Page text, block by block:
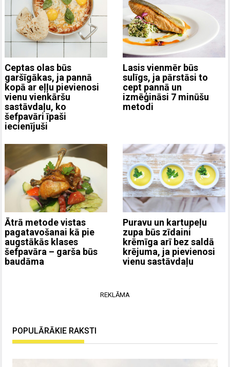
Ceptas olas būs
garšīgākas, ja pannā
kopā ar eļļu pievienosi
vienu vienkāršu
sastāvdaļu, ko
šefpavāri īpaši
iecienījuši
Lasis vienmēr būs
sulīgs, ja pārstāsi to
cept pannā un
izmēģināsi 7 minūšu
metodi
Ātrā metode vistas
pagatavošanai kā pie
augstākās klases
šefpavāra – garša būs
baudāma
Puravu un kartupeļu
zupa būs zīdaini
krēmīga arī bez saldā
krējuma, ja pievienosi
vienu sastāvdaļu
REKLĀMA
POPULĀRĀKIE RAKSTI